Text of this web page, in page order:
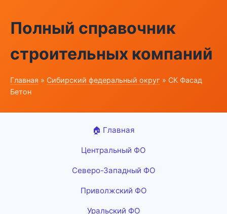
Полный справочник
строительных компаний
Главная » Сибирский федеральный округ » СК Фасад
Бетон
🏠 Главная
Центральный ФО
Северо-Западный ФО
Приволжский ФО
Уральский ФО